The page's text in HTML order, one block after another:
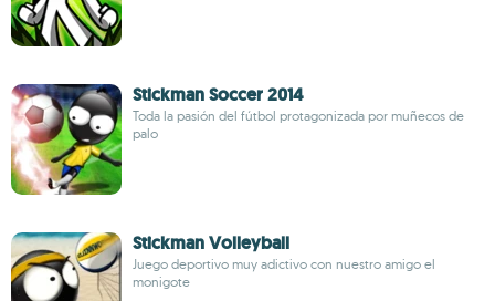
Stickman Soccer 2014
Toda la pasión del fútbol protagonizada por muñecos de
palo
Stickman Volleyball
Juego deportivo muy adictivo con nuestro amigo el
monigote